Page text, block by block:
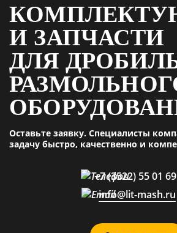
И ЗАПЧАСТИ
ДЛЯ
Оставьте заявку. Специалисты
задачу быстро, качественно и
+7 (3522) 55 01 69
info@lit-mash.ru